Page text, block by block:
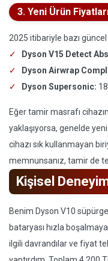
3. Yeni Ürün
2025 itibariyle bazı
Dyson V15 Detect
Dyson Airwrap
Dyson Supersonic:
Eğer tamir masrafı
yaklaşıyorsa, genelde
cihazı sık kullanmayan
memnunsanız, tamir de
Kişisel
Benim Dyson V10
bataryası hızla
ilgili davrandılar ve fiyat